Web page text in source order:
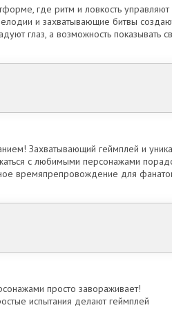
где ритм и ловкость управляют
и захватывающие битвы
глаз, а возможность показывать
Захватывающий геймплей и
с любимыми персонажами
времяпрепровождение для
просто завораживает!
испытания делают геймплей